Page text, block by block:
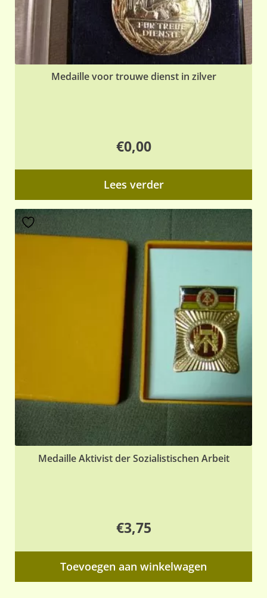
Medaille voor trouwe dienst in zilver
€0,00
Lees verder
Medaille Aktivist der Sozialistischen Arbeit
€3,75
Toevoegen aan winkelwagen